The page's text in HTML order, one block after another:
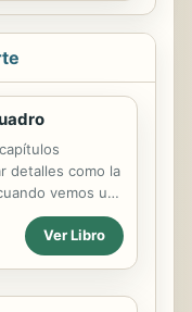
detalles como la
vemos un
con la
de lo
tener en
de obras de
Ver Libro